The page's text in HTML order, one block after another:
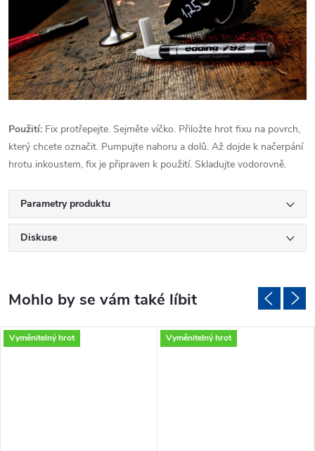
Použití: Fix protřepejte. Sejměte víčko. Přiložte hrot fixu na povrch,
který chcete označit. Pumpujte nahoru a dolů. Až dojde k načerpání
hrotu inkoustem, fix je připraven k použití. Skladujte vodorovně.
Parametry produktu
Diskuse
Vyměnitelný hrot Vyměnitelný hrot